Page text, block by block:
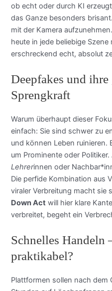
ob echt oder durch KI
das Ganze besonders
mit der Kamera
heute in jede beliebige
erschreckend echt, absolut
Deepfakes und
Sprengkraft
Warum überhaupt dieser
einfach: Sie sind schwer zu
und können Leben
um Prominente oder
Lehrerinnen oder
Die perfide Kombination aus
viraler Verbreitung macht sie
Down Act will hier klare
verbreitet, begeht ein
Schnelles Handeln
praktikabel?
Plattformen sollen nach dem